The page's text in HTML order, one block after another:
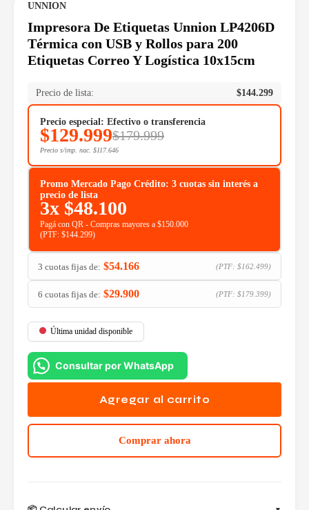
UNNION
Impresora De Etiquetas Unnion LP4206D
Térmica con USB y Rollos para 200
Etiquetas Correo Y Logística 10x15cm
Precio de lista: $144.299
Precio especial: Efectivo o transferencia
$129.999$179.999
Precio s/imp. nac. $117.646
Promo Mercado Pago Crédito: 3 cuotas sin interés a
precio de lista
3x $48.100
Pagá con QR - Compras mayores a $150.000
(PTF: $144.299)
3 cuotas fijas de: $54.166 (PTF: $162.499)
6 cuotas fijas de: $29.900 (PTF: $179.399)
Última unidad disponible
Consultar por WhatsApp
Agregar al carrito
Comprar ahora